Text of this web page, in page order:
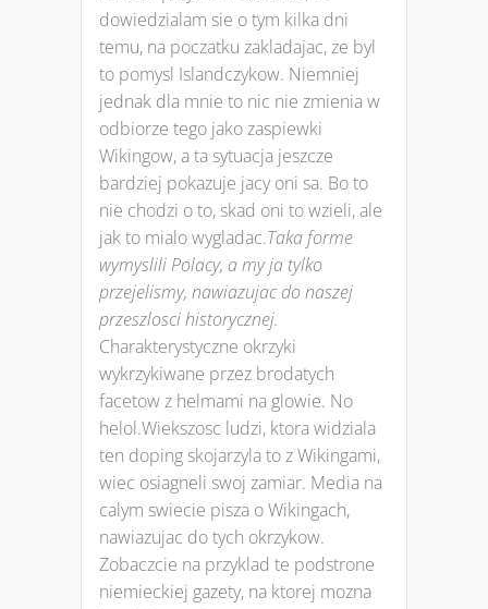
dowiedzialam sie o tym kilka dni
temu, na poczatku zakladajac, ze byl
to pomysl Islandczykow. Niemniej
jednak dla mnie to nic nie zmienia w
odbiorze tego jako zaspiewki
Wikingow, a ta sytuacja jeszcze
bardziej pokazuje jacy oni sa. Bo to
nie chodzi o to, skad oni to wzieli, ale
jak to mialo wygladac.Taka forme
wymyslili Polacy, a my ja tylko
przejelismy, nawiazujac do naszej
przeszlosci historycznej.
Charakterystyczne okrzyki
wykrzykiwane przez brodatych
facetow z helmami na glowie. No
helol.Wiekszosc ludzi, ktora widziala
ten doping skojarzyla to z Wikingami,
wiec osiagneli swoj zamiar. Media na
calym swiecie pisza o Wikingach,
nawiazujac do tych okrzykow.
Zobaczcie na przyklad te podstrone
niemieckiej gazety, na ktorej mozna